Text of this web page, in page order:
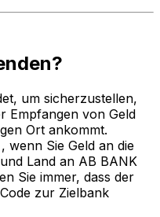
um sicherzustellen,
Empfangen von Geld
Ort ankommt.
wenn Sie Geld an die
Land an AB BANK
Sie immer, dass der
zur Zielbank